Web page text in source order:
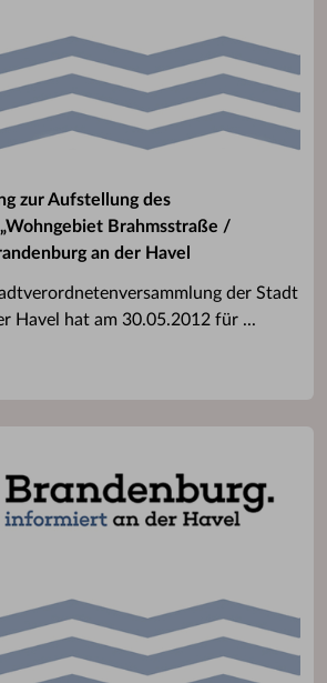
zur Aufstellung des
Brahmsstraße /
an der Havel
der Stadt
Havel hat am 30.05.2012 für ...